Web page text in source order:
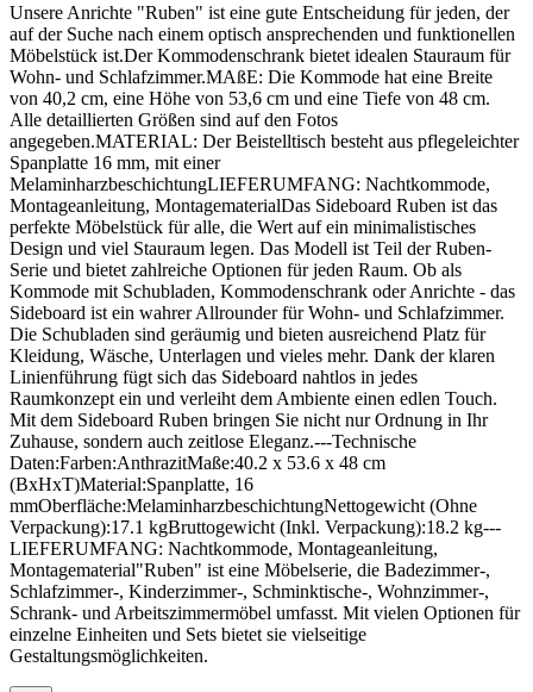
Unsere Anrichte "Ruben" ist eine gute Entscheidung für jeden, der
auf der Suche nach einem optisch ansprechenden und funktionellen
Möbelstück ist.Der Kommodenschrank bietet idealen Stauraum für
Wohn- und Schlafzimmer.MAßE: Die Kommode hat eine Breite
von 40,2 cm, eine Höhe von 53,6 cm und eine Tiefe von 48 cm.
Alle detaillierten Größen sind auf den Fotos
angegeben.MATERIAL: Der Beistelltisch besteht aus pflegeleichter
Spanplatte 16 mm, mit einer
MelaminharzbeschichtungLIEFERUMFANG: Nachtkommode,
Montageanleitung, MontagematerialDas Sideboard Ruben ist das
perfekte Möbelstück für alle, die Wert auf ein minimalistisches
Design und viel Stauraum legen. Das Modell ist Teil der Ruben-
Serie und bietet zahlreiche Optionen für jeden Raum. Ob als
Kommode mit Schubladen, Kommodenschrank oder Anrichte - das
Sideboard ist ein wahrer Allrounder für Wohn- und Schlafzimmer.
Die Schubladen sind geräumig und bieten ausreichend Platz für
Kleidung, Wäsche, Unterlagen und vieles mehr. Dank der klaren
Linienführung fügt sich das Sideboard nahtlos in jedes
Raumkonzept ein und verleiht dem Ambiente einen edlen Touch.
Mit dem Sideboard Ruben bringen Sie nicht nur Ordnung in Ihr
Zuhause, sondern auch zeitlose Eleganz.---Technische
Daten:Farben:AnthrazitMaße:40.2 x 53.6 x 48 cm
(BxHxT)Material:Spanplatte, 16
mmOberfläche:MelaminharzbeschichtungNettogewicht (Ohne
Verpackung):17.1 kgBruttogewicht (Inkl. Verpackung):18.2 kg---
LIEFERUMFANG: Nachtkommode, Montageanleitung,
Montagematerial"Ruben" ist eine Möbelserie, die Badezimmer-,
Schlafzimmer-, Kinderzimmer-, Schminktische-, Wohnzimmer-,
Schrank- und Arbeitszimmermöbel umfasst. Mit vielen Optionen für
einzelne Einheiten und Sets bietet sie vielseitige
Gestaltungsmöglichkeiten.